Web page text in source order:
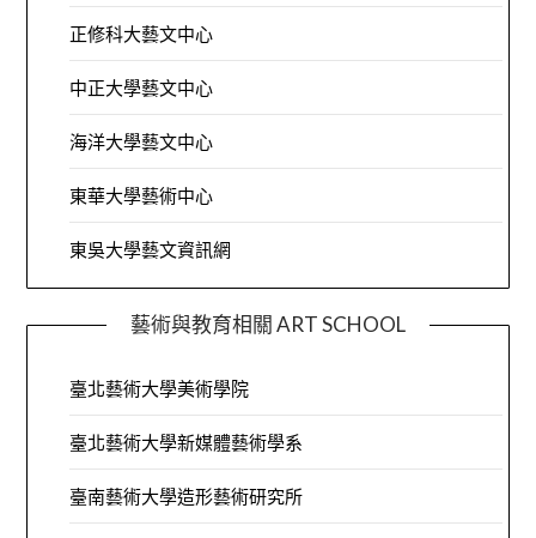
正修科大藝文中心
中正大學藝文中心
海洋大學藝文中心
東華大學藝術中心
東吳大學藝文資訊網
藝術與教育相關 ART SCHOOL
臺北藝術大學美術學院
臺北藝術大學新媒體藝術學系
臺南藝術大學造形藝術研究所